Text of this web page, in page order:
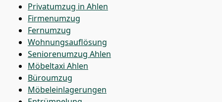
Privatumzug in Ahlen
Firmenumzug
Fernumzug
Wohnungsauflösung
Seniorenumzug Ahlen
Möbeltaxi Ahlen
Büroumzug
Möbeleinlagerungen